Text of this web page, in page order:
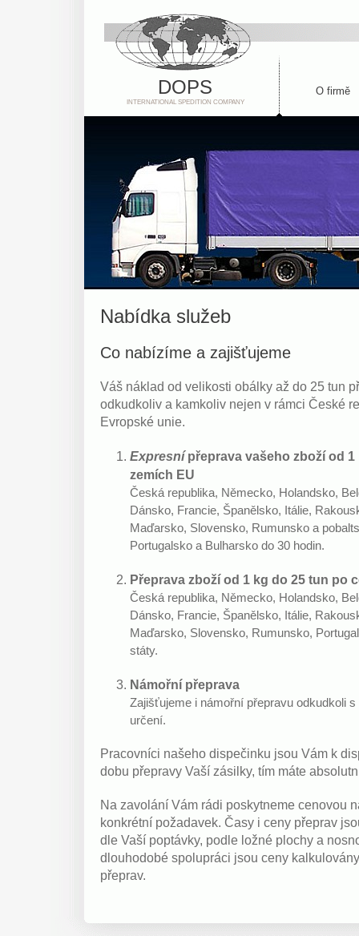
DOPS
INTERNATIONAL SPEDITION COMPANY
O firmě
Nabídka služeb
Co nabízíme a zajišťujeme
Váš náklad od velikosti obálky až do 25 tun
odkudkoliv a kamkoliv nejen v rámci České
Evropské unie.
Expresnípřeprava vašeho zboží od 1
zemích EU
Česká republika, Německo, Holandsko,
Dánsko, Francie, Španělsko, Itálie,
Maďarsko, Slovensko, Rumunsko a
Portugalsko a Bulharsko do 30 hodin.
Přeprava zboží od 1 kg do 25 tun po
Česká republika, Německo, Holandsko,
Dánsko, Francie, Španělsko, Itálie,
Maďarsko, Slovensko, Rumunsko,
státy.
Námořní přeprava
Zajišťujeme i námořní přepravu odkudkoli
určení.
Pracovníci našeho dispečinku jsou Vám k
dobu přepravy Vaší zásilky, tím máte
Na zavolání Vám rádi poskytneme cenovou
konkrétní požadavek. Časy i ceny přeprav
dle Vaší poptávky, podle ložné plochy a
dlouhodobé spolupráci jsou ceny
přeprav.